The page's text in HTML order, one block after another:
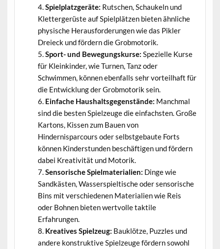
Spielplatzgeräte: Rutschen, Schaukeln und
Klettergerüste auf Spielplätzen bieten ähnliche
physische Herausforderungen wie das Pikler
Dreieck und fördern die Grobmotorik.
Sport- und Bewegungskurse: Spezielle Kurse
für Kleinkinder, wie Turnen, Tanz oder
Schwimmen, können ebenfalls sehr vorteilhaft für
die Entwicklung der Grobmotorik sein.
Einfache Haushaltsgegenstände: Manchmal
sind die besten Spielzeuge die einfachsten. Große
Kartons, Kissen zum Bauen von
Hindernisparcours oder selbstgebaute Forts
können Kinderstunden beschäftigen und fördern
dabei Kreativität und Motorik.
Sensorische Spielmaterialien: Dinge wie
Sandkästen, Wasserspieltische oder sensorische
Bins mit verschiedenen Materialien wie Reis
oder Bohnen bieten wertvolle taktile
Erfahrungen.
Kreatives Spielzeug: Bauklötze, Puzzles und
andere konstruktive Spielzeuge fördern sowohl